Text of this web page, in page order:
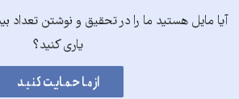
آیا مایل هستید ما را در تحقیق و نوشتن تعداد
یاری کنید؟